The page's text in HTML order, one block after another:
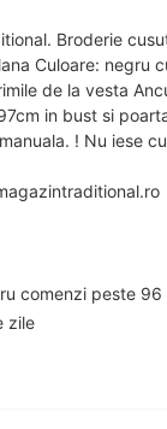
Broderie
Culoare: negru
de la vesta
in bust si
! Nu iese
comenzi peste 96
zile